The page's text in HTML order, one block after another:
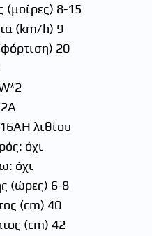
(μοίρες) 8-15
(km/h) 9
20
λιθίου
όχι
όχι
(ώρες) 6-8
(cm) 40
(cm) 42